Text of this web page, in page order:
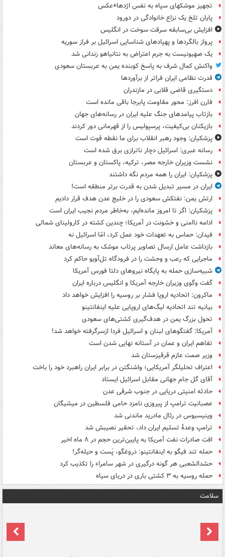
تجهیز موشکهای سپاه به نفس اژدها+عکس
پایان تلخ یک نزاع خانوادگی در دورود
افزایش بی‌سابقه سرقت سوخت در انگلیس
پرواز بالگردها و پهپادهای شناسایی اسرائیل بر فراز سوریه
یک صهیونیست به جرم اعتراض به نتانیاهو زندانی شد
واکنش کمال شرف به پاسخ کوبنده یمن به عربستان سعودی
قدرت نظامی ایران فراتر از برآوردها
دستگیری قاضی قلابی در مازندران
فارن افرز: محور مقاومت پابرجا باقی مانده است
بازتاب پیامدهای جنگ علیه ایران در رسانه‌های جهان
بازیکنان بی‌کیفیت، پرسپولیس را از قهرمانی دور کردند
پزشکیان: وجود رهبر انقلاب برای ما نقطه قوت است
رسانه عبری: اسرائیل دچار ناترازی برق شده است
نشست وزیران خارجه مصر، ترکیه، پاکستان و عربستان
پزشکیان: ایران را همه مردم نگه داشتند
ایران در مسیر تبدیل شدن به قدرت برتر منطقه است!
ارتش یمن: نفتکش سعودی را در خلیج عدن هدف قرار دادیم
پزشکیان: اگر تا امروز مانده‌ایم، به‌خاطر مردم نجیب ایران است
ادامه ناامنی و خشونت در آمریکا؛ چندین کشته در کارولینای شمالی
فیدان: حماس به تعهدات خود عمل کرد، امّا اسرائیل نه
بازداشت عامل ارسال تصاویر پرتاب موشک به رسانه‌های معاند
ماجرایی که رعب و وحشت را در فرودگاه تل‌آویو حاکم کرد
شبیه‌سازی حمله به پایگاه نیروهای دلتا فورس آمریکا
گفت وگوی وزیران خارجه آمریکا و انگلیس درباره ایران
ماکرون: اتحادیه اروپا فشار بر روسیه را افزایش خواهد داد
بیانیه تند اتحادیه لیگ‌های اروپایی علیه اینفانتینو
تحول بزرگ یمن در هدف‌گیری کشتی‌های سعودی
آمریکا: گفتگوهای لبنان و اسرائیل فردا ازسرگرفته خواهد شد!
تفاهم ایران و عمان در آستانه نهایی شدن است
وزیر صمت عازم قرقیزستان شد
اعتراف تحلیلگر آمریکایی؛ واشنگتن در برابر ایران راهبرد خود را باخت
آقای گل جام جهانی مقابل اسرائیل ایستاد
حادثه امنیتی دریایی در جنوب شرقی عدن
عصبانیت ترامپ از پیروزی نامزد حامی فلسطین در میشیگان
وینیسیوس در رئال مادرید ماندنی شد
ترامپ وعدۀ تسلیم ایران داد، تحقیر نصیبش شد
افت صادرات نفت آمریکا به پایین‌ترین حجم در ۸ ماه اخیر
حمله تند فیگو به اینفانتینو: دروغگو، پَست‌ و حیله‌گر!
حشدالشعبی هر گونه درگیری در شهر سامراء را تکذیب کرد
حمله روسیه به ۳ کشتی باری در دریای سیاه
سلامت